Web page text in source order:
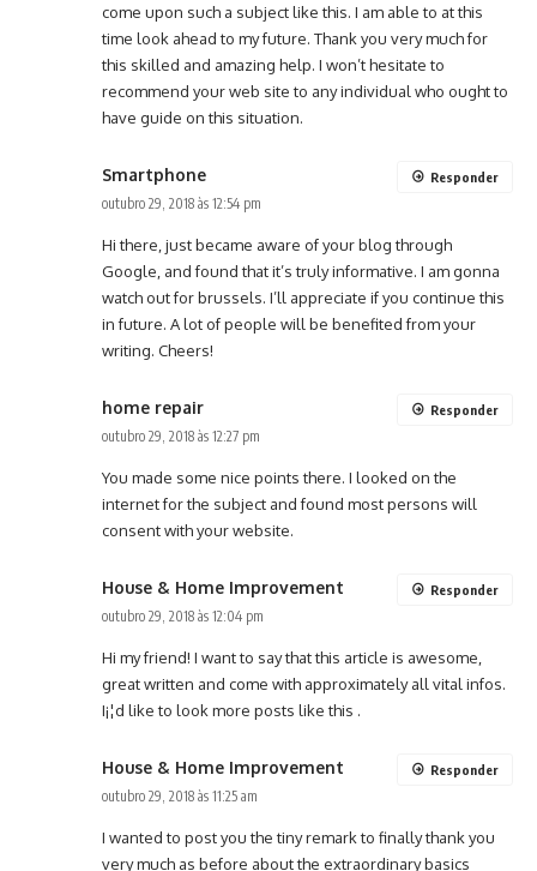
come upon such a subject like this. I am able to at this
time look ahead to my future. Thank you very much for
this skilled and amazing help. I won’t hesitate to
recommend your web site to any individual who ought to
have guide on this situation.
Smartphone
outubro 29, 2018 às 12:54 pm
Hi there, just became aware of your blog through
Google, and found that it’s truly informative. I am gonna
watch out for brussels. I’ll appreciate if you continue this
in future. A lot of people will be benefited from your
writing. Cheers!
Responder
home repair
outubro 29, 2018 às 12:27 pm
You made some nice points there. I looked on the
internet for the subject and found most persons will
consent with your website.
Responder
House & Home Improvement
outubro 29, 2018 às 12:04 pm
Hi my friend! I want to say that this article is awesome,
great written and come with approximately all vital infos.
I¡¦d like to look more posts like this .
Responder
House & Home Improvement
outubro 29, 2018 às 11:25 am
I wanted to post you the tiny remark to finally thank you
very much as before about the extraordinary basics
Responder